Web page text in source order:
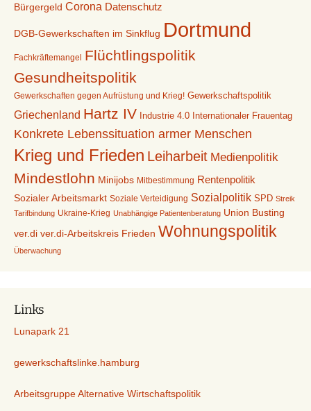
Bürgergeld Corona Datenschutz
DGB-Gewerkschaften im Sinkflug Dortmund
Fachkräftemangel Flüchtlingspolitik
Gesundheitspolitik
Gewerkschaften gegen Aufrüstung und Krieg! Gewerkschaftspolitik
Griechenland Hartz IV Industrie 4.0 Internationaler Frauentag
Konkrete Lebenssituation armer Menschen
Krieg und Frieden Leiharbeit Medienpolitik
Mindestlohn Minijobs Mitbestimmung Rentenpolitik
Sozialer Arbeitsmarkt Soziale Verteidigung Sozialpolitik SPD Streik
Tarifbindung Ukraine-Krieg Unabhängige Patientenberatung Union Busting
ver.di ver.di-Arbeitskreis Frieden Wohnungspolitik
Überwachung
Links
Lunapark 21
gewerkschaftslinke.hamburg
Arbeitsgruppe Alternative Wirtschaftspolitik